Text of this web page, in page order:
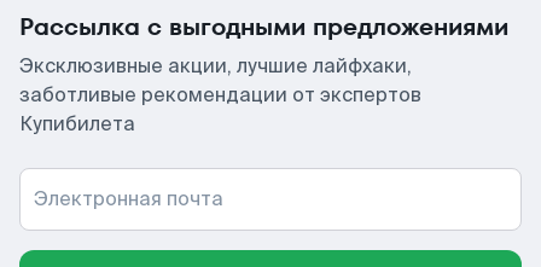
Рассылка с выгодными предложениями
Эксклюзивные акции, лучшие лайфхаки,
заботливые рекомендации от экспертов
Купибилета
Электронная почта